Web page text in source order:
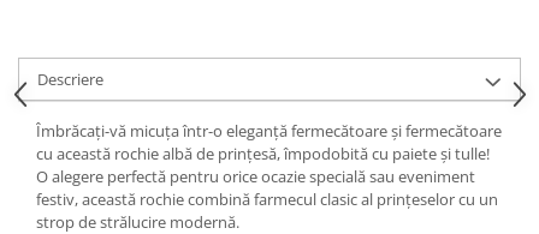
Descriere
Îmbrăcați-vă micuța într-o eleganță fermecătoare și fermecătoare
cu această rochie albă de prințesă, împodobită cu paiete și tulle!
O alegere perfectă pentru orice ocazie specială sau eveniment
festiv, această rochie combină farmecul clasic al prințeselor cu un
strop de strălucire modernă.